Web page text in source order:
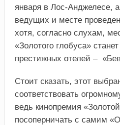
января в Лос-Анджелесе,
ведущих и месте
хотя, согласно слухам,
«Золотого глобуса»
престижных отелей –
Стоит сказать, этот
соответствовать
ведь кинопремия
посоперничать с самим